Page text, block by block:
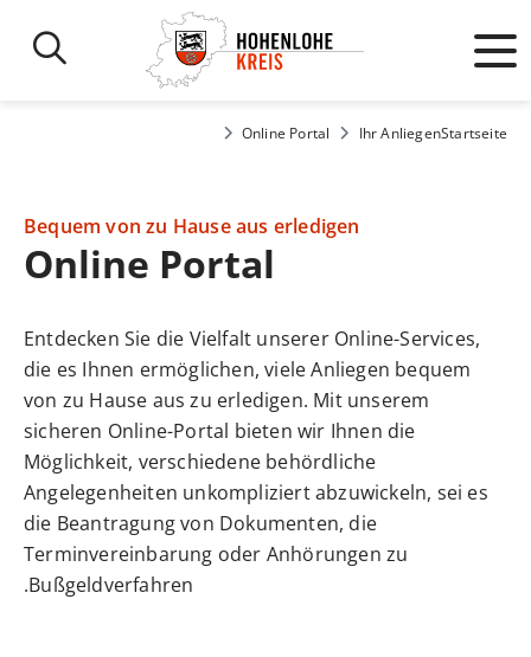
Startseite
Ihr Anliegen
Online Portal
Bequem von zu Hause aus erledigen
Online Portal
Entdecken Sie die Vielfalt unserer Online-Services,
die es Ihnen ermöglichen, viele Anliegen bequem
von zu Hause aus zu erledigen. Mit unserem
sicheren Online-Portal bieten wir Ihnen die
Möglichkeit, verschiedene behördliche
Angelegenheiten unkompliziert abzuwickeln, sei es
die Beantragung von Dokumenten, die
Terminvereinbarung oder Anhörungen zu
Bußgeldverfahren.